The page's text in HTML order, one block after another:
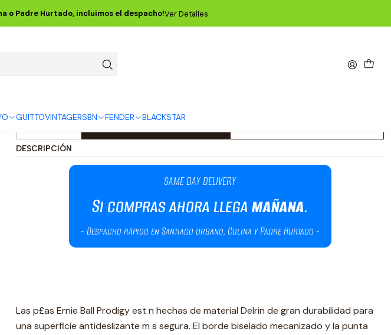
GUITTOVINTAGERSBN FENDER BLACKSTAR
o Padre Hurtado, incluimos el despacho!Ver Detalles
Uñetas Prodigy 2.0mm White Large Shield - Pack de 6 P09338
Uñetas Prodigy 2.0mm White Large Shield
- Pack de 6 P09338
Cantidad
DESCRIPCIÓN
Las p£as Ernie Ball Prodigy est n hechas de material Delrin de gran durabilidad para
una superficie antideslizante m s segura. El borde biselado mecanizado y la punta